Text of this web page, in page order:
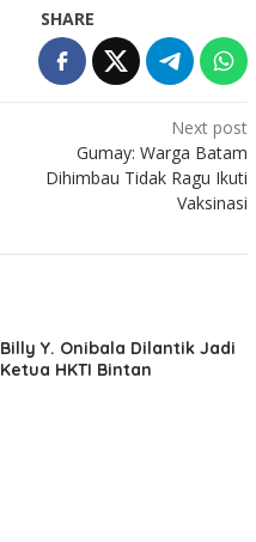
SHARE
Next post
Gumay: Warga Batam
Dihimbau Tidak Ragu Ikuti
Vaksinasi
Billy Y. Onibala Dilantik Jadi
Ketua HKTI Bintan